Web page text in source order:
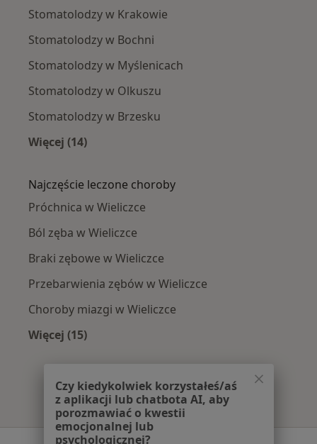
Stomatolodzy w Krakowie
Stomatolodzy w Bochni
Stomatolodzy w Myślenicach
Stomatolodzy w Olkuszu
Stomatolodzy w Brzesku
Więcej (14)
Najczęście leczone choroby
Próchnica w Wieliczce
Ból zęba w Wieliczce
Braki zębowe w Wieliczce
Przebarwienia zębów w Wieliczce
Choroby miazgi w Wieliczce
Więcej (15)
Czy kiedykolwiek korzystałeś/aś
z aplikacji lub chatbota AI, aby
porozmawiać o kwestii
emocjonalnej lub
psychologicznej?